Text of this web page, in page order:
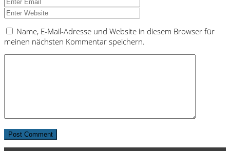
Name, E-Mail-Adresse und Website in diesem Browser für
meinen nächsten Kommentar speichern.